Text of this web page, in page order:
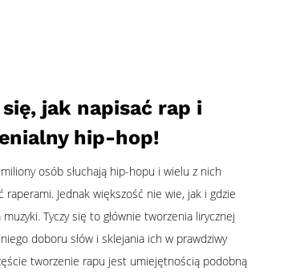
jak napisać rap i
hip-hop!
osób słuchają hip-hopu i wielu z nich
raperami. Jednak większość nie wie, jak i gdzie
Tyczy się to głównie tworzenia lirycznej
doboru słów i sklejania ich w prawdziwy
tworzenie rapu jest umiejętnością podobną